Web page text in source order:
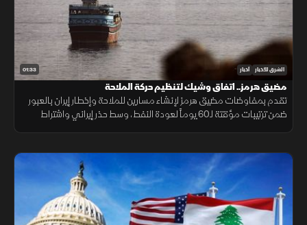
01:33 الشرق للأخبار أخبار
مضيق هرمز.. اتفاق وشيك لتنظيم حركة الملاحة
تقدم بمفاوضات مضيق هرمز لإنشاء مسارين للملاحة وإخطار إيران بالعبور
ضمن ترتيبات مؤقتة لـ60 يوماً لعودة النفط، وسط حذر إيراني واشتراط